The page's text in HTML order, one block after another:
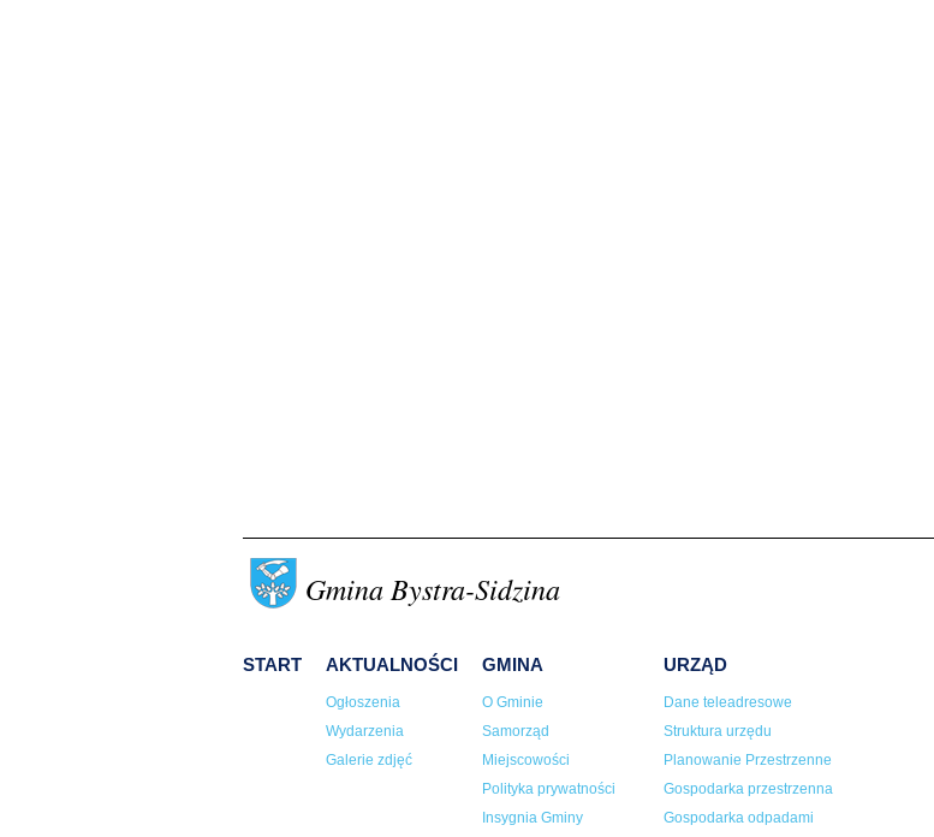
Gmina Bystra-Sidzina
START AKTUALNOŚCI
Ogłoszenia
Wydarzenia
Galerie zdjęć
GMINA
O Gminie
Samorząd
Miejscowości
Polityka prywatności
Insygnia Gminy
URZĄD
Dane teleadresowe
Struktura urzędu
Planowanie Przestrzenne
Gospodarka przestrzenna
Gospodarka odpadami